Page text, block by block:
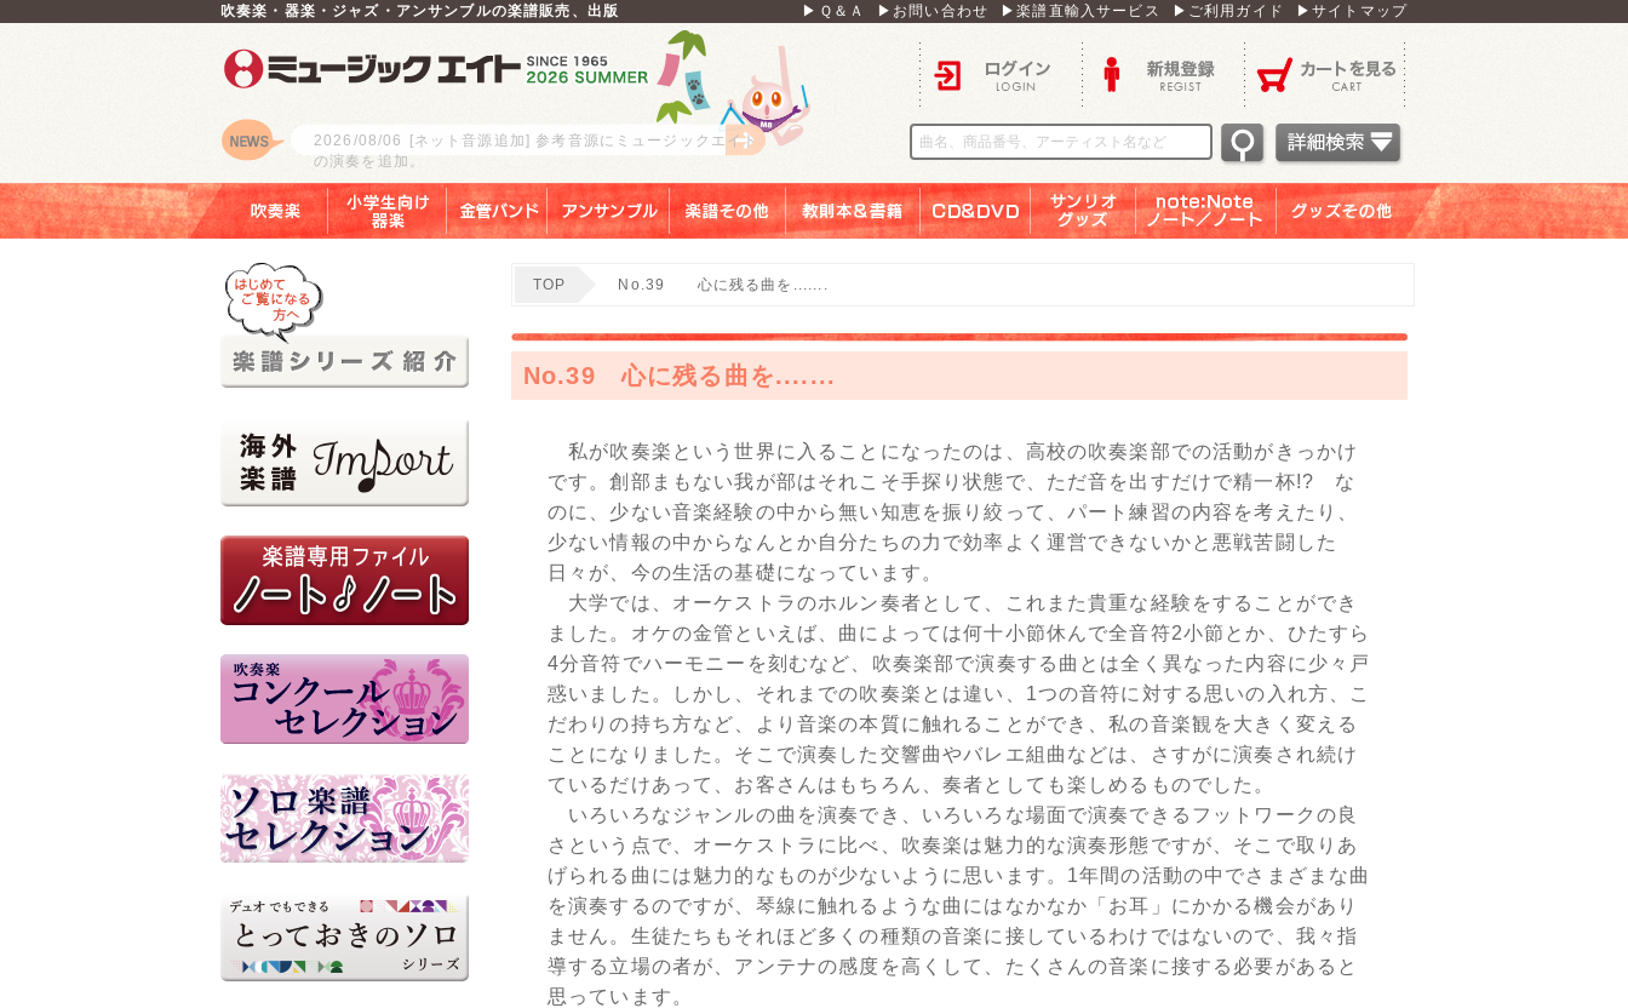
吹奏楽・器楽・ジャズ・アンサンブルの楽譜販売、出版 ▶Ｑ＆Ａ ▶お問い合わせ ▶楽譜直輸入サービス ▶ご利用ガイド ▶サイトマップ
ロゴ
2026/08/06
[ネット音源追加] 参考音源にミュージックエイト
の演奏を追加。
TOP No.39 心に残る曲を.......
No.39 心に残る曲を.......
私が吹奏楽という世界に入ることになったのは、高校の吹奏楽部での活動がきっかけ
です。創部まもない我が部はそれこそ手探り状態で、ただ音を出すだけで精一杯!? な
のに、少ない音楽経験の中から無い知恵を振り絞って、パート練習の内容を考えたり、
少ない情報の中からなんとか自分たちの力で効率よく運営できないかと悪戦苦闘した
日々が、今の生活の基礎になっています。
大学では、オーケストラのホルン奏者として、これまた貴重な経験をすることができ
ました。オケの金管といえば、曲によっては何十小節休んで全音符2小節とか、ひたすら
4分音符でハーモニーを刻むなど、吹奏楽部で演奏する曲とは全く異なった内容に少々戸
惑いました。しかし、それまでの吹奏楽とは違い、1つの音符に対する思いの入れ方、こ
だわりの持ち方など、より音楽の本質に触れることができ、私の音楽観を大きく変える
ことになりました。そこで演奏した交響曲やバレエ組曲などは、さすがに演奏され続け
ているだけあって、お客さんはもちろん、奏者としても楽しめるものでした。
いろいろなジャンルの曲を演奏でき、いろいろな場面で演奏できるフットワークの良
さという点で、オーケストラに比べ、吹奏楽は魅力的な演奏形態ですが、そこで取りあ
げられる曲には魅力的なものが少ないように思います。1年間の活動の中でさまざまな曲
を演奏するのですが、琴線に触れるような曲にはなかなか「お耳」にかかる機会があり
ません。生徒たちもそれほど多くの種類の音楽に接しているわけではないので、我々指
導する立場の者が、アンテナの感度を高くして、たくさんの音楽に接する必要があると
思っています。